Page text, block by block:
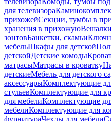
для телевизора
прихожейСекции, тумбы в
хранения в прихожую
зонтовБанкетки, скамьи
мебельШкафы для детской
детскойДетские комоды
матрасыМатрасы в кроватку
детскиеМебель для детского
аксессуарыКомплектующие
стульевКомплектующие для
для мебелиКомплектующие
мебелиКомплектующие для
фурнитураЧехлы для мебели